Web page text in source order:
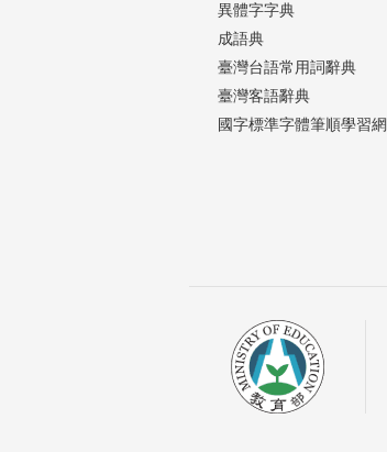
異體字字典
成語典
臺灣台語常用詞辭典
臺灣客語辭典
國字標準字體筆順學習網